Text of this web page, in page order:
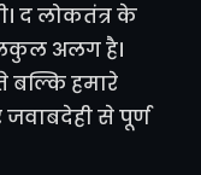
द लोकतंत्र के
अलग है।
बल्कि हमारे
से पूर्ण